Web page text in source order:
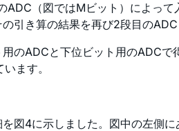
ADC（図ではMビット）によっ
引き算の結果を再び2段目の
のADCと下位ビット用のADC
ます。
図4に示しました。図中の左側